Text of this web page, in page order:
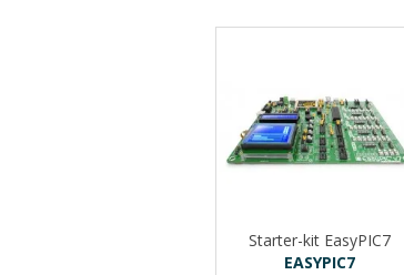
Starter-kit EasyPIC7
EASYPIC7